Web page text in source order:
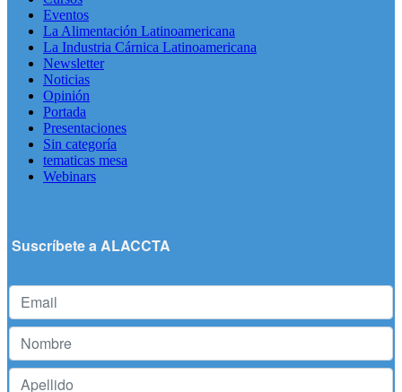
Eventos
La Alimentación Latinoamericana
La Industria Cárnica Latinoamericana
Newsletter
Noticias
Opinión
Portada
Presentaciones
Sin categoría
tematicas mesa
Webinars
Suscríbete a ALACCTA